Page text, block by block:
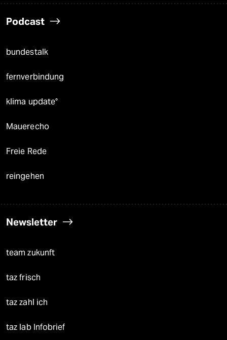
Podcast
bundestalk
fernverbindung
klima update°
Mauerecho
Freie Rede
reingehen
Newsletter
team zukunft
taz frisch
taz zahl ich
taz lab Infobrief